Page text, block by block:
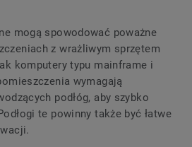
mogą spowodować poważne
z wrażliwym sprzętem
komputery typu mainframe i
wymagają
podłóg, aby szybko
te powinny także być łatwe